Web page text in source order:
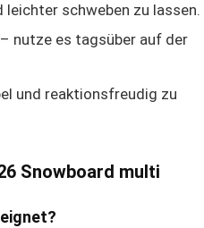
schweben zu lassen.
nutze es tagsüber auf der
und reaktionsfreudig zu
Snowboard multi